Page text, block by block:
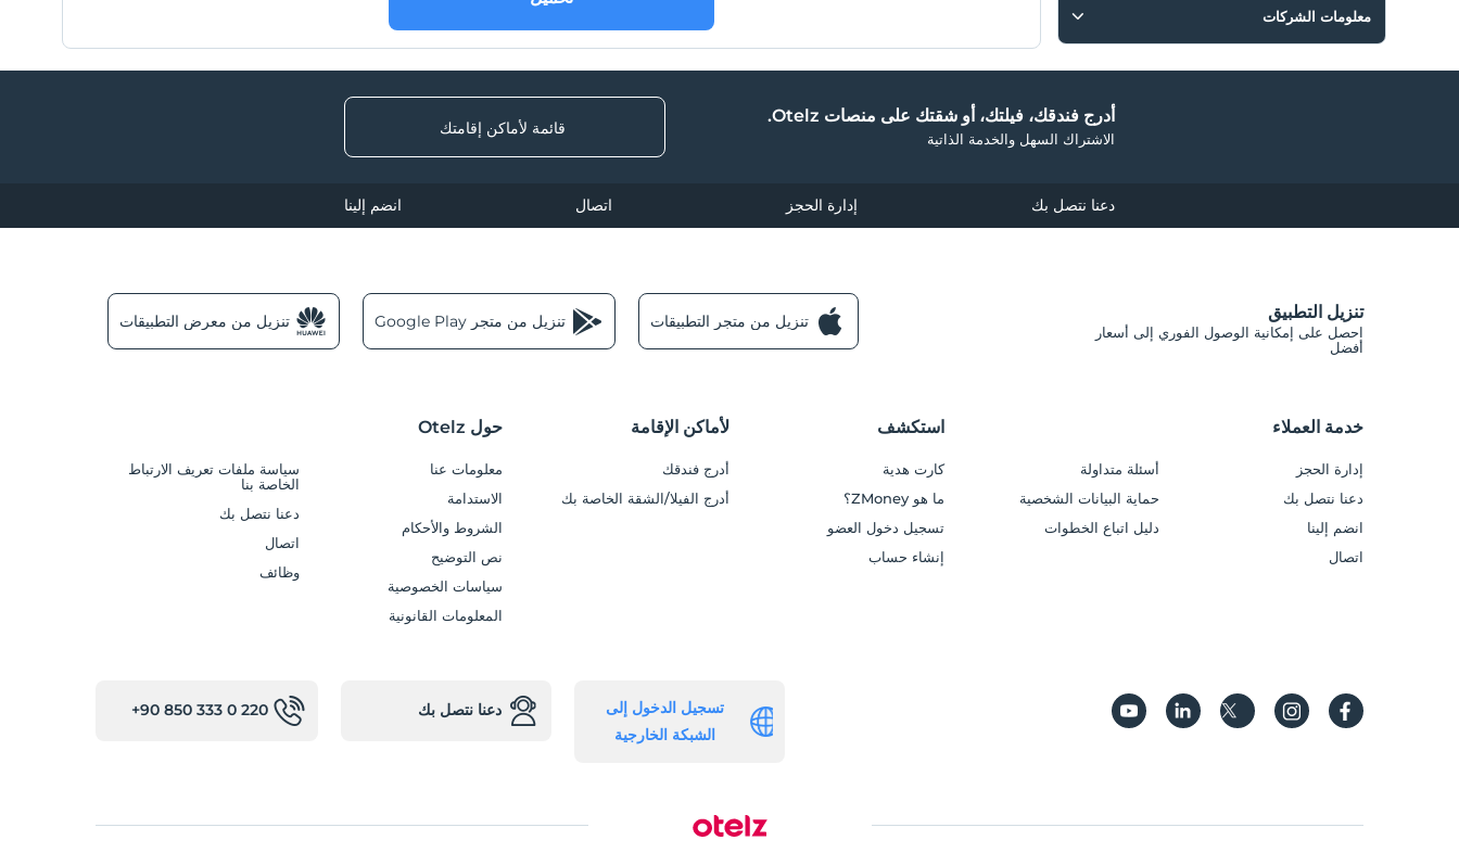
أسئلة متداولة
معلومات الشركات
المعلومات القانونية
نص المعلومات الأولية للمستهلك
حماية البيانات الشخصية
أدرج فندقك، فيلتك، أو شقتك على منصات Otelz.
الاشتراك السهل والخدمة الذاتية
قائمة لأماكن إقامتك
دعنا نتصل بك إدارة الحجز اتصال انضم إلينا
تنزيل التطبيق
احصل على إمكانية الوصول الفوري إلى أسعار
أفضل
تنزيل من متجر التطبيقات تنزيل من متجر Google Play تنزيل من معرض التطبيقات
خدمة العملاء
إدارة الحجز
دعنا نتصل بك
انضم إلينا
اتصال
أسئلة متداولة
حماية البيانات الشخصية
دليل اتباع الخطوات
استكشف
كارت هدية
ما هو ZMoney؟
تسجيل دخول العضو
إنشاء حساب
لأماكن الإقامة
أدرج فندقك
أدرج الفيلا/الشقة الخاصة بك
حول Otelz
معلومات عنا
الاستدامة
الشروط والأحكام
نص التوضيح
سياسات الخصوصية
المعلومات القانونية
سياسة ملفات تعريف الارتباط
الخاصة بنا
دعنا نتصل بك
اتصال
وظائف
تسجيل الدخول إلى
الشبكة الخارجية
دعنا نتصل بك +90 850 333 0 220